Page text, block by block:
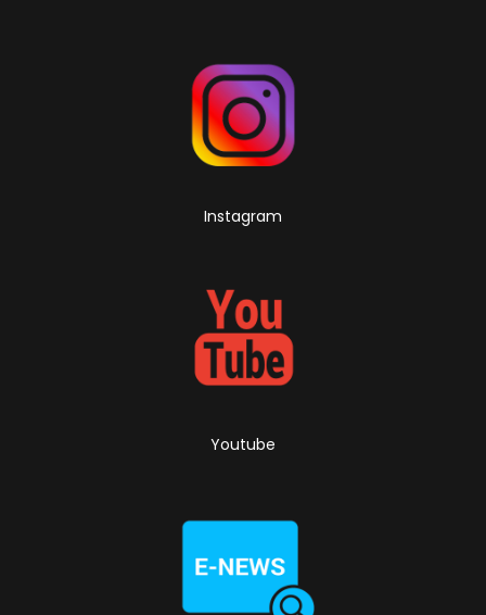
Instagram
Youtube